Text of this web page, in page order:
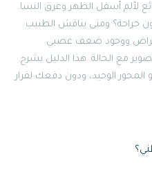
لألم أسفل الظهر وعرق النسا.
جراحة؟ ومتى يناقش الطبيب
ووجود ضعف عصبي
مع الحالة. هذا الدليل يشرح
الوحيد، ودون دفعك لقرار